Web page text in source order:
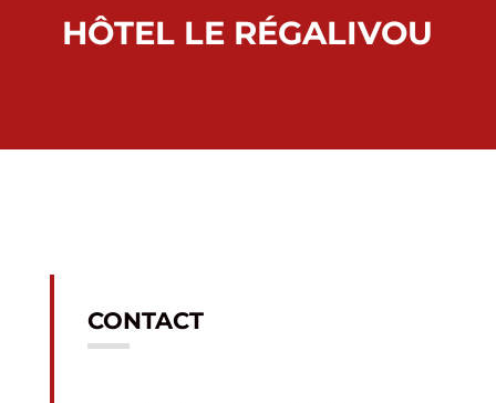
HÔTEL LE RÉGALIVOU
CONTACT